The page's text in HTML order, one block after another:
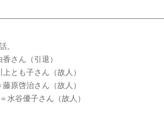
。
さん（引退）
とも子さん（故人）
原啓治さん（故人）
水谷優子さん（故人）